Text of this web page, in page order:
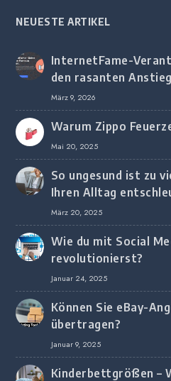
NEUESTE ARTIKEL
InternetFame-
den rasanten
digitalem Marketing
Unternehmen
März 9, 2026
Warum Zippo
Mai 20, 2025
So ungesund ist zu
Ihren Alltag
März 20, 2025
Wie du mit Social
revolutionierst?
Januar 24, 2025
Können Sie eBay-
übertragen?
Januar 9, 2025
Kinderbettgrößen –